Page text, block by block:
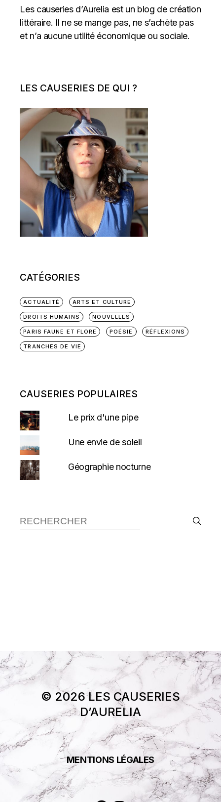
Les causeries d’Aurelia est un blog de création
littéraire. Il ne se mange pas, ne s’achète pas
et n’a aucune utilité économique ou sociale.
LES CAUSERIES DE QUI ?
CATÉGORIES
ACTUALITÉ ARTS ET CULTURE
DROITS HUMAINS NOUVELLES
PARIS FAUNE ET FLORE POÉSIE RÉFLEXIONS
TRANCHES DE VIE
CAUSERIES POPULAIRES
Le prix d'une pipe
Une envie de soleil
Géographie nocturne
Recherche :
© 2026 LES CAUSERIES
D’AURELIA
MENTIONS LÉGALES